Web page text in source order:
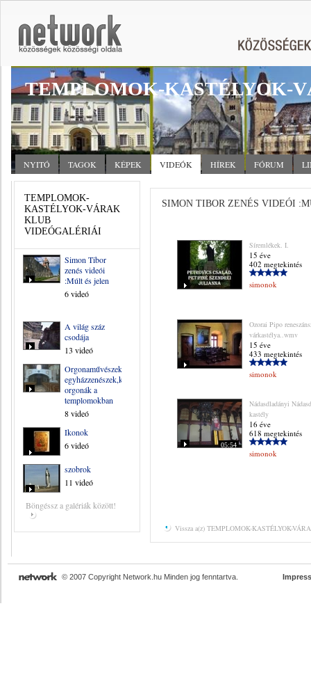
TEMPLOMOK-KASTÉLYOK-
NYITÓ TAGOK KÉPEK VIDEÓK HÍREK FÓRUM
TEMPLOMOK-
KASTÉLYOK-VÁRAK
KLUB
VIDEÓGALÉRIÁI
Simon Tibor
zenés videói
:Múlt és jelen
6 videó
A világ száz
csodája
13 videó
Orgonaművészek,
egyházzenészek,kántorok,
orgonák a
templomokban
8 videó
Ikonok
6 videó
szobrok
11 videó
Böngéssz a galériák között!
SIMON TIBOR ZENÉS VIDEÓI
Síremlékek. I.
15 éve
402 megtekintés
simonok
Ozorai Pipo
várkastélya..wmv
15 éve
433 megtekintés
simonok
05:54
Nádasdladányi
kastély
16 éve
618 megtekintés
simonok
Vissza a(z) TEMPLOMOK-KASTÉLYOK-
© 2007 Copyright Network.hu Minden jog fenntartva.